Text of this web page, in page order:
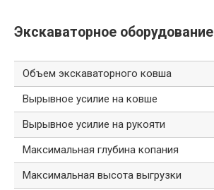
Экскаваторное оборудование
Объем экскаваторного ковша
Вырывное усилие на ковше
Вырывное усилие на рукояти
Максимальная глубина копания
Максимальная высота выгрузки